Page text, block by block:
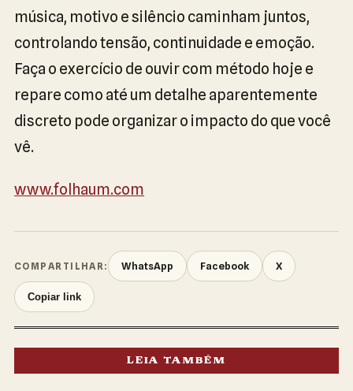
música, motivo e silêncio caminham juntos,
controlando tensão, continuidade e emoção.
Faça o exercício de ouvir com método hoje e
repare como até um detalhe aparentemente
discreto pode organizar o impacto do que você
vê.
www.folhaum.com
COMPARTILHAR: WhatsApp Facebook X
Copiar link
LEIA TAMBÉM